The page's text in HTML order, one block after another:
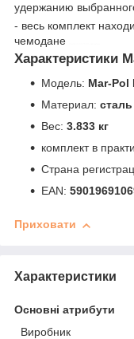
удержанию
- весь комплект
чемодане
Характеристики
Модель: Mar-Pol
Материал: сталь
Вес: 3.833 кг
комплект в
Страна
EAN:
Приховати
Характеристики
Основні атрибути
Виробник